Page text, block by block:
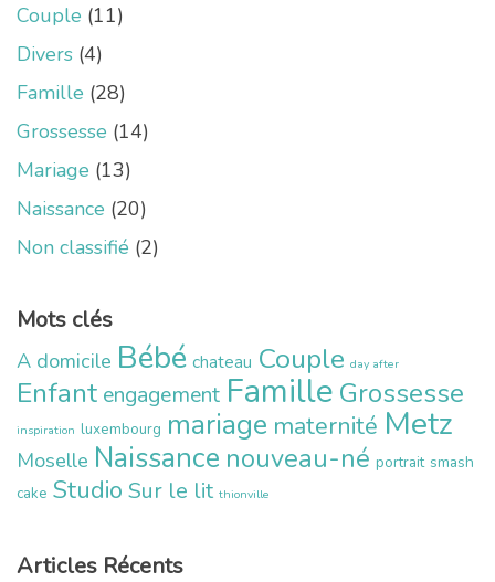
Couple (11)
Divers (4)
Famille (28)
Grossesse (14)
Mariage (13)
Naissance (20)
Non classifié (2)
Mots clés
A domicile Bébé chateau Couple day after
Enfant engagement Famille Grossesse
inspiration luxembourg mariage maternité Metz
Moselle Naissance nouveau-né portrait smash
cake Studio Sur le lit thionville
Articles Récents